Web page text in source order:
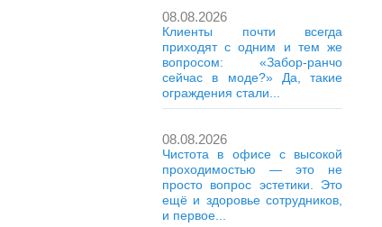
08.08.2026
Клиенты почти всегда
приходят с одним и тем же
вопросом: «Забор-ранчо
сейчас в моде?» Да, такие
ограждения стали...
08.08.2026
Чистота в офисе с высокой
проходимостью — это не
просто вопрос эстетики. Это
ещё и здоровье сотрудников,
и первое...